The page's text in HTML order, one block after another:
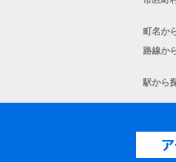
町名か
路線か
駅から